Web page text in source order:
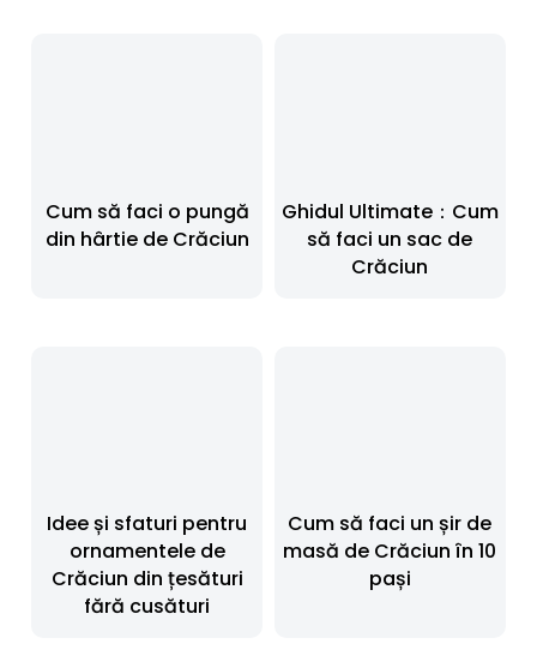
Cum să faci o pungă
din hârtie de Crăciun
Ghidul Ultimate：Cum
să faci un sac de
Crăciun
Idee și sfaturi pentru
ornamentele de
Crăciun din țesături
fără cusături
Cum să faci un șir de
masă de Crăciun în 10
pași